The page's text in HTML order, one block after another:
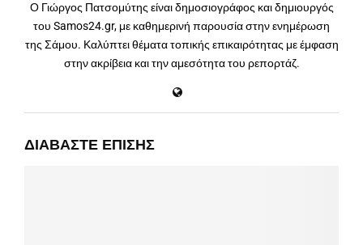
Ο Γιώργος Πατσομύτης είναι δημοσιογράφος και δημιουργός
του Samos24.gr, με καθημερινή παρουσία στην ενημέρωση
της Σάμου. Καλύπτει θέματα τοπικής επικαιρότητας με έμφαση
στην ακρίβεια και την αμεσότητα του ρεπορτάζ.
ΔΙΑΒΆΣΤΕ ΕΠΊΣΗΣ